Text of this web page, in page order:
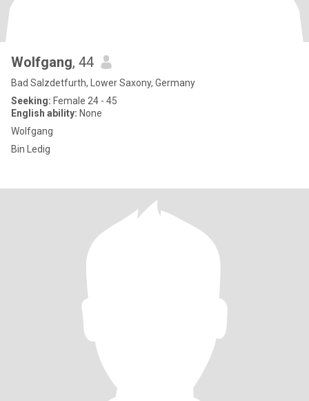
Wolfgang, 44
Bad Salzdetfurth, Lower Saxony, Germany
Seeking: Female 24 - 45
English ability: None
Wolfgang
Bin Ledig